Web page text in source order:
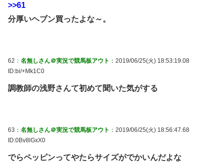
>>61
分厚いヘブン買ったよな～。
62： 名無しさん＠実況で競馬板アウト ：2019/06/25(火) 18:53:19.08
ID:bi/+Mk1C0
調教師の浅野さんて初めて聞いた気がする
63： 名無しさん＠実況で競馬板アウト ：2019/06/25(火) 18:56:47.68
ID:0Bv8lGxX0
でらペッピンってやたらサイズがでかいんだよな